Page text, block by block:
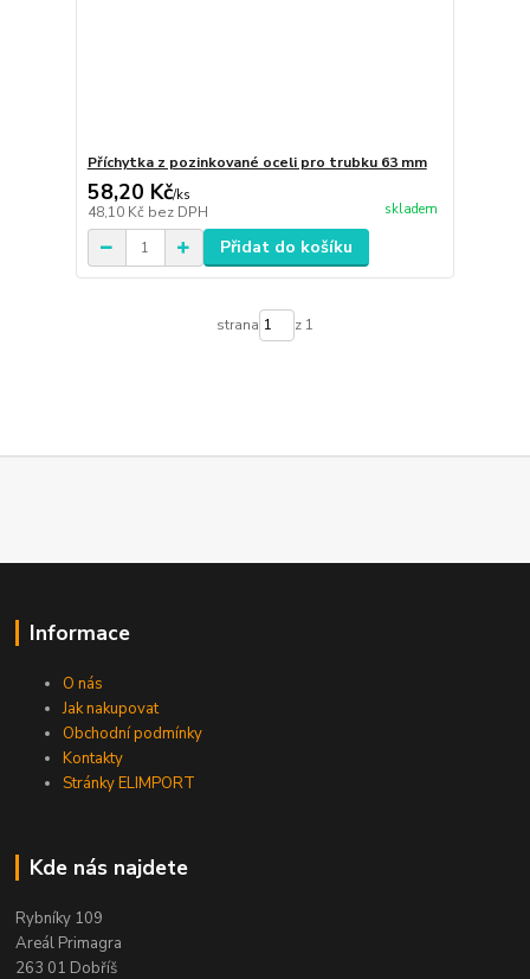
Příchytka z pozinkované oceli pro trubku 63 mm
58,20 Kč/ks
48,10 Kč bez DPH skladem
Přidat do košíku
strana z 1
Informace
O nás
Jak nakupovat
Obchodní podmínky
Kontakty
Stránky ELIMPORT
Kde nás najdete
Rybníky 109
Areál Primagra
263 01 Dobříš